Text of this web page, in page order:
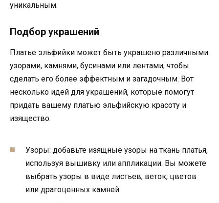
уникальным.
Подбор украшений
Платье эльфийки может быть украшено различными
узорами, камнями, бусинами или лентами, чтобы
сделать его более эффектным и загадочным. Вот
несколько идей для украшений, которые помогут
придать вашему платью эльфийскую красоту и
изящество:
Узоры: добавьте изящные узоры на ткань платья,
используя вышивку или аппликации. Вы можете
выбрать узоры в виде листьев, веток, цветов
или драгоценных камней.